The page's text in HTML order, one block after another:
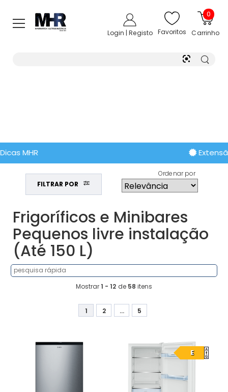
Login | Registo Favoritos
0
Carrinho
FILTRAR POR
Ordenar por
Frigoríficos e Minibares
Pequenos livre instalação
(Até 150 L)
Mostrar1 - 12 de 58 itens
1 2 ... 5
E